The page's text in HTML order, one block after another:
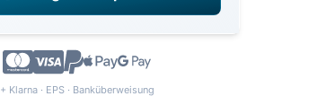
+ Klarna · EPS · Banküberweisung